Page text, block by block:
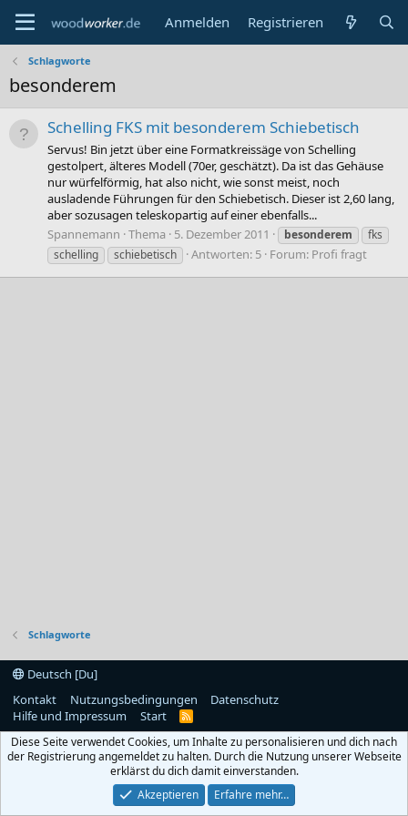
Anmelden Registrieren
Schlagworte
besonderem
Schelling FKS mit besonderem Schiebetisch
Servus! Bin jetzt über eine Formatkreissäge von Schelling
gestolpert, älteres Modell (70er, geschätzt). Da ist das Gehäuse
nur würfelförmig, hat also nicht, wie sonst meist, noch
ausladende Führungen für den Schiebetisch. Dieser ist 2,60 lang,
aber sozusagen teleskopartig auf einer ebenfalls...
Spannemann Thema 5. Dezember 2011 besonderem
fks
schelling
schiebetisch Antworten: 5 Forum: Profi fragt
Schlagworte
Deutsch [Du]
Kontakt
Nutzungsbedingungen
Datenschutz
Hilfe und Impressum
Start
R
S
Diese Seite verwendet Cookies, um Inhalte zu personalisieren und dich nach
der Registrierung angemeldet zu halten. Durch die Nutzung unserer Webseite
erklärst du dich damit einverstanden.
Akzeptieren
Erfahre mehr…